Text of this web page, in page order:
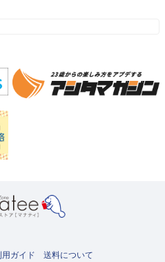
用ガイド 送料について